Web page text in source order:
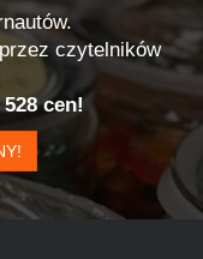
czytelników
528 cen!